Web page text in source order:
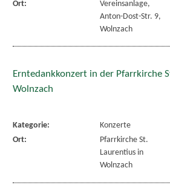
Ort:
Vereinsanlage,
Anton-Dost-Str. 9,
Wolnzach
Erntedankkonzert in der Pfarrkirche
Wolnzach
Kategorie:
Konzerte
Ort:
Pfarrkirche St.
Laurentius in
Wolnzach